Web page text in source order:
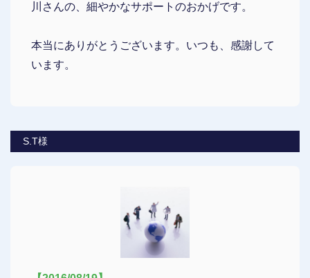
川さんの、細やかなサポートのおかげです。
本当にありがとうございます。いつも、感謝して
います。
S.T様